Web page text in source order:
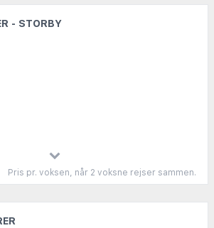
- STORBY
Pris pr. voksen, når 2 voksne rejser sammen.